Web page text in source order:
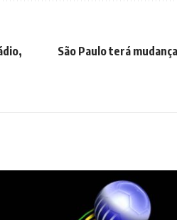
São Paulo terá